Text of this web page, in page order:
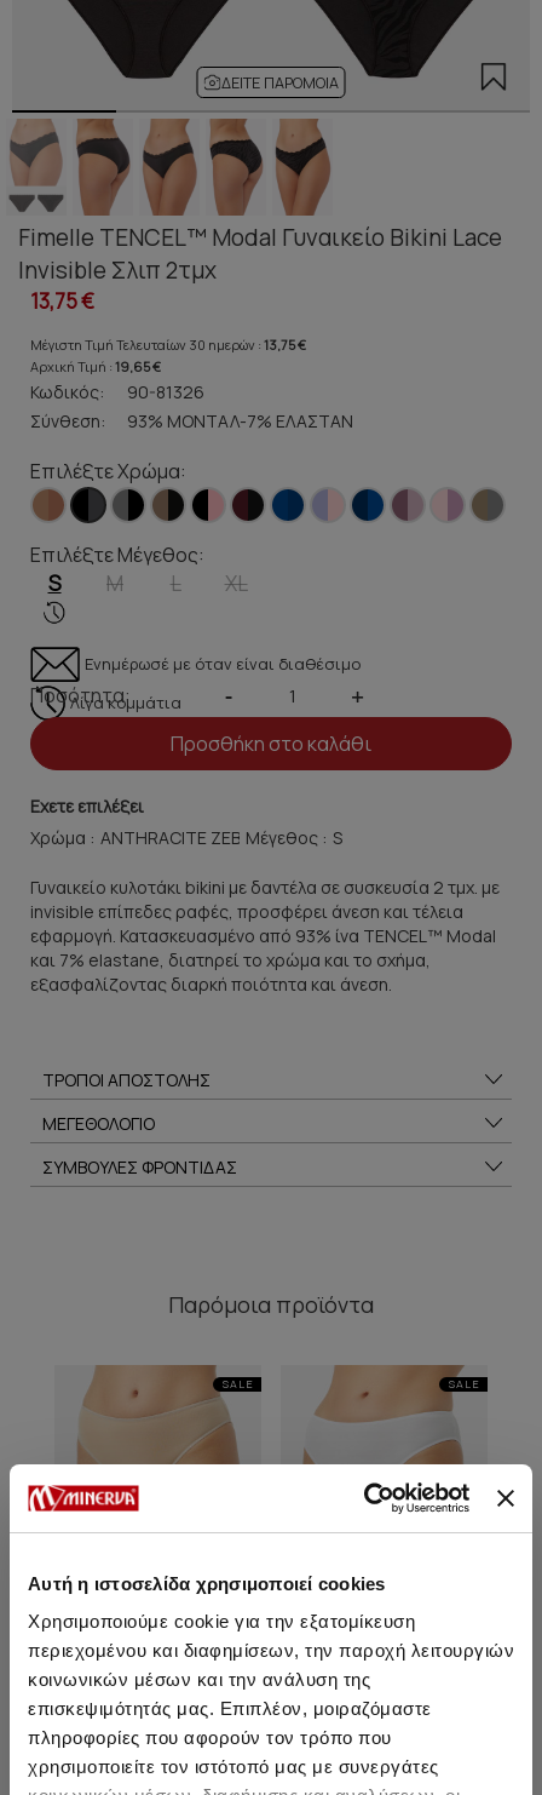
Αυτή η ιστοσελίδα χρησιμοποιεί cookies
Χρησιμοποιούμε cookie για την εξατομίκευση
περιεχομένου και διαφημίσεων, την παροχή λειτουργιών
κοινωνικών μέσων και την ανάλυση της
επισκεψιμότητάς μας. Επιπλέον, μοιραζόμαστε
πληροφορίες που αφορούν τον τρόπο που
χρησιμοποιείτε τον ιστότοπό μας με συνεργάτες
ΔΕΊΤΕ ΠΑΡΌΜΟΙΑ
Fimelle TENCEL™ Modal Γυναικείο Bikini Lace
Invisible Σλιπ 2τμχ
13,75 €
Μέγιστη Τιμή Τελευταίων 30 ημερών : 13,75 €
Αρχική Τιμή : 19,65 €
Κωδικός:
90-81326
Σύνθεση:
93% ΜΟΝΤΑΛ-7% ΕΛΑΣΤΑΝ
Επιλέξτε Χρώμα:
Επιλέξτε Μέγεθος:
S M L XL
Ενημέρωσέ με όταν είναι διαθέσιμο
Λίγα κομμάτια
Ποσότητα: - +
Προσθήκη στο καλάθι
Εχετε επιλέξει
Χρώμα :
Μέγεθος :
Γυναικείο κυλοτάκι bikini με δαντέλα σε συσκευσία 2 τμχ. με
invisible επίπεδες ραφές, προσφέρει άνεση και τέλεια
εφαρμογή. Κατασκευασμένο από 93% ίνα TENCEL™ Modal
και 7% elastane, διατηρεί το χρώμα και το σχήμα,
εξασφαλίζοντας διαρκή ποιότητα και άνεση.
ΤΡΟΠΟΙ ΑΠΟΣΤΟΛΗΣ
ΜΕΓΕΘΟΛΟΓΙΟ
ΣΥΜΒΟΥΛΕΣ ΦΡΟΝΤΙΔΑΣ
Παρόμοια προϊόντα
SALE
Fimelle TENCEL™ Modal
Γυναικείο Brazil Invisible
Σλιπ 2τμχ
Από 13,35 € έως 14,50 €
SALE
Fimelle TENCEL™ Modal
Γυναικείο Brazil Invisible
Από 13,35 € έως 14,50 €